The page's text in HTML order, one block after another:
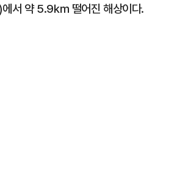
에서 약 5.9㎞ 떨어진 해상이다.